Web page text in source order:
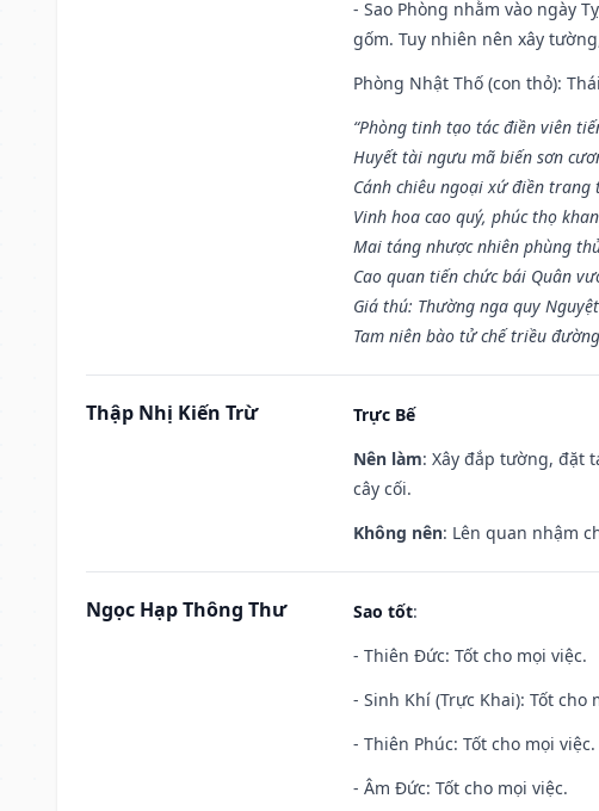
- Sao Phòng nhằm vào ngày
gốm. Tuy nhiên nên xây
Phòng Nhật Thố (con thỏ):
“Phòng tinh tạo tác điền viên
Huyết tài ngưu mã biến sơn
Cánh chiêu ngoại xứ điền trang
Vinh hoa cao quý, phúc thọ
Mai táng nhược nhiên phùng
Cao quan tiến chức bái Quân
Giá thú: Thường nga quy
Tam niên bào tử chế triều
Thập Nhị Kiến Trừ
Trực Bế
Nên làm: Xây đắp tường, đặt
cây cối.
Không nên: Lên quan nhậm
Ngọc Hạp Thông Thư Sao tốt:
- Thiên Đức: Tốt cho mọi việc.
- Sinh Khí (Trực Khai): Tốt
- Thiên Phúc: Tốt cho mọi việc.
- Âm Đức: Tốt cho mọi việc.